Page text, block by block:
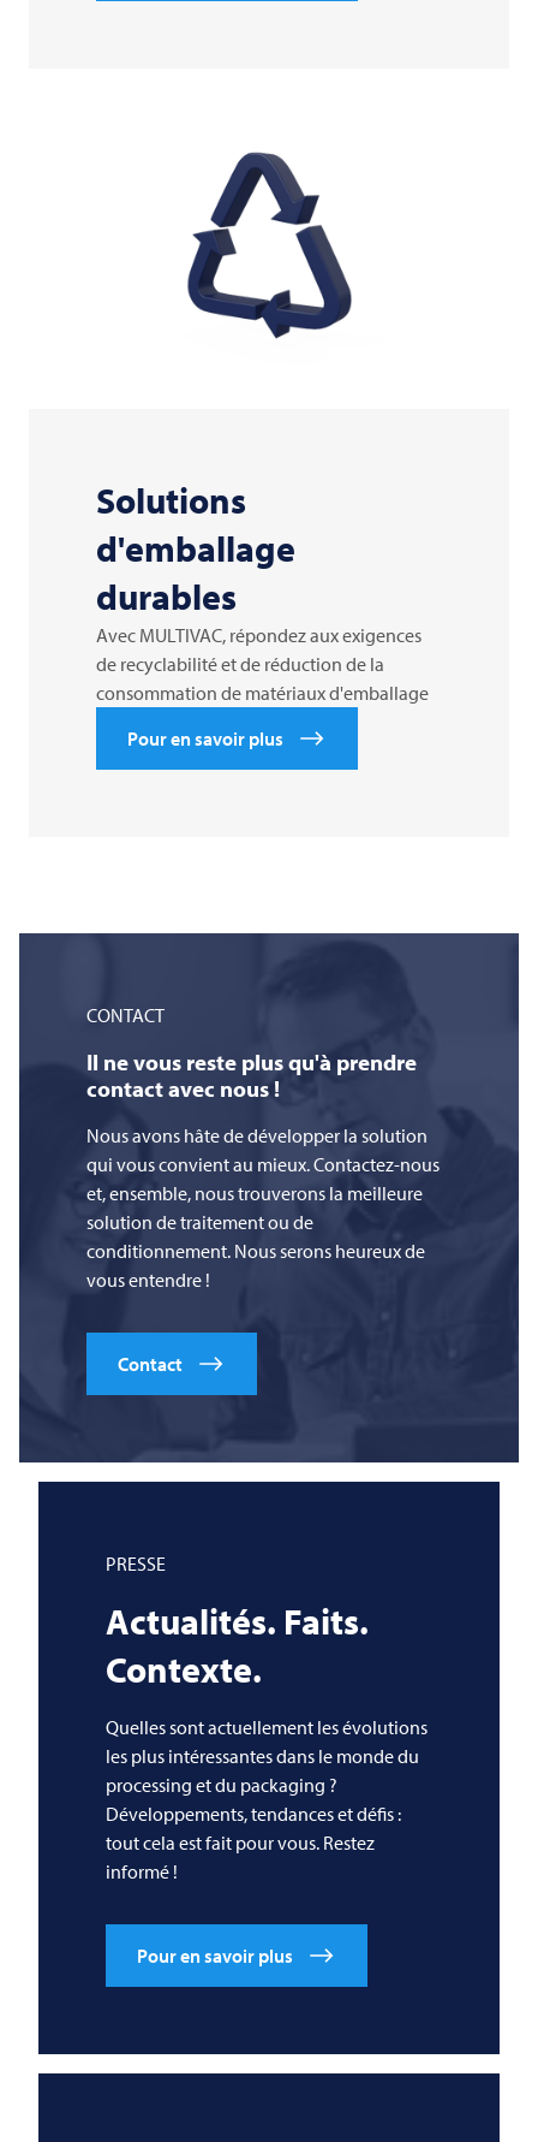
Solutions
d'emballage
durables
Avec MULTIVAC, répondez aux exigences
de recyclabilité et de réduction de la
consommation de matériaux d'emballage
Pour en savoir plus
CONTACT
Il ne vous reste plus qu'à prendre
contact avec nous !
Nous avons hâte de développer la solution
qui vous convient au mieux. Contactez-nous
et, ensemble, nous trouverons la meilleure
solution de traitement ou de
conditionnement. Nous serons heureux de
vous entendre !
Contact
PRESSE
Actualités. Faits.
Contexte.
Quelles sont actuellement les évolutions
les plus intéressantes dans le monde du
processing et du packaging ?
Développements, tendances et défis :
tout cela est fait pour vous. Restez
informé !
Pour en savoir plus